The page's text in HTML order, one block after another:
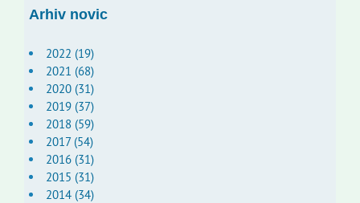
Arhiv novic
2022 (19)
2021 (68)
2020 (31)
2019 (37)
2018 (59)
2017 (54)
2016 (31)
2015 (31)
2014 (34)